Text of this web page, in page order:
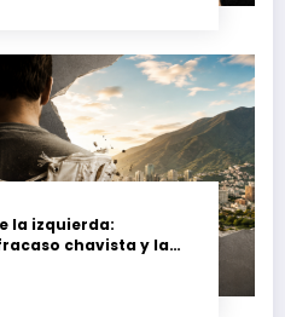
la izquierda:
chavista y la